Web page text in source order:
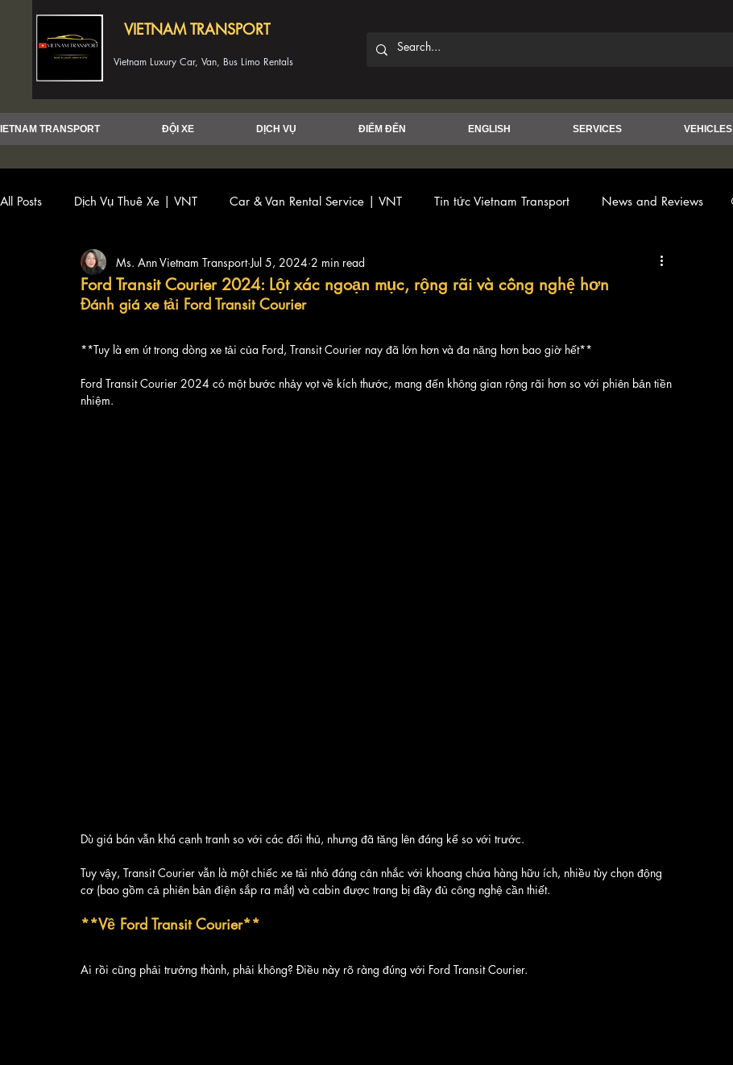
VIETNAM TRANSPORT
Vietnam Luxury Car, Van, Bus Limo Rentals
TRANSPORT ĐỘI XE DỊCH VỤ ĐIỂM ĐẾN ENGLISH SERVICES VEHICLES
All Posts Dịch Vụ Thuê Xe | VNT Car & Van Rental Service | VNT Tin tức Vietnam Transport News and Reviews
Ford Transit Courier 2024: Lột xác ngoạn mục, rộng rãi và công nghệ hơn
Ms. Ann Vietnam Transport Jul 5, 2024 2 min read
Đánh giá xe tải Ford Transit Courier
**Tuy là em út trong dòng xe tải của Ford, Transit Courier nay đã lớn hơn và đa năng hơn bao giờ hết**
Ford Transit Courier 2024 có một bước nhảy vọt về kích thước, mang đến không gian rộng rãi hơn so với phiên bản tiền
nhiệm.
Dù giá bán vẫn khá cạnh tranh so với các đối thủ, nhưng đã tăng lên đáng kể so với trước.
Tuy vậy, Transit Courier vẫn là một chiếc xe tải nhỏ đáng cân nhắc với khoang chứa hàng hữu ích, nhiều tùy chọn động
cơ (bao gồm cả phiên bản điện sắp ra mắt) và cabin được trang bị đầy đủ công nghệ cần thiết.
**Về Ford Transit Courier**
Ai rồi cũng phải trưởng thành, phải không? Điều này rõ ràng đúng với Ford Transit Courier.